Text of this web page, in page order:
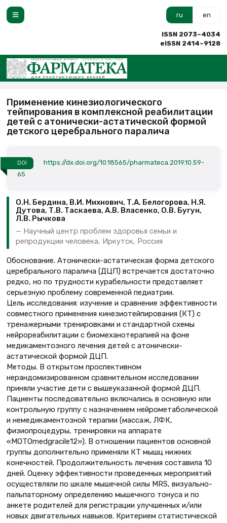
ru en
ISSN 2073–4034
eISSN 2414–9128
Применение кинезиологического
тейпирования в комплексной реабилитации
детей с атонически-астатической формой
детского церебрального паралича
DOI
https://dx.doi.org/10.18565/pharmateca.2019.10.59-
65
О.Н. Бердина, В.И. Михнович, Т.А. Белогорова, Н.Я.
Дутова, Т.В. Таскаева, А.В. Власенко, О.В. Бугун,
Л.В. Рычкова
Научный центр проблем здоровья семьи и
репродукции человека, Иркутск, Россия
Обоснование. Атонически-астатическая форма детского
церебрального паралича (ДЦП) встречается достаточно
редко, но по трудности курабельности представляет
серьезную проблему современной педиатрии.
Цель исследования: изучение и сравнение эффективности
совместного применения кинезиотейпирования (КТ) с
тренажерными тренировками и стандартной схемы
нейрореабилитации с биомеханотерапией на фоне
медикаментозного лечения детей с атонически-
астатической формой ДЦП.
Методы. В открытом проспективном
нерандомизированном сравнительном исследовании
приняли участие дети с вышеуказанной формой ДЦП.
Пациенты последовательно включались в основную или
контрольную группу с назначением нейрометаболической
и немедикаментозной терапии (массаж, ЛФК,
физиопроцедуры, тренировки на аппарате
«MOTOmedgracile12»). В отношении пациентов основной
группы дополнительно применяли КТ мышц нижних
конечностей. Продолжительность лечения составила 10
дней. Оценку эффективности проведенных мероприятий
осуществляли по шкале мышечной силы MRS, визуально-
пальпаторному определению мышечного тонуса и по
анкете родителей для регистрации улучшенных и/или
новых двигательных навыков. Критерием статистической